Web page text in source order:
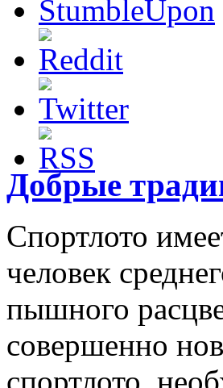
Добрые
Спортлото
человек
пышного
совершенно
спортлото,